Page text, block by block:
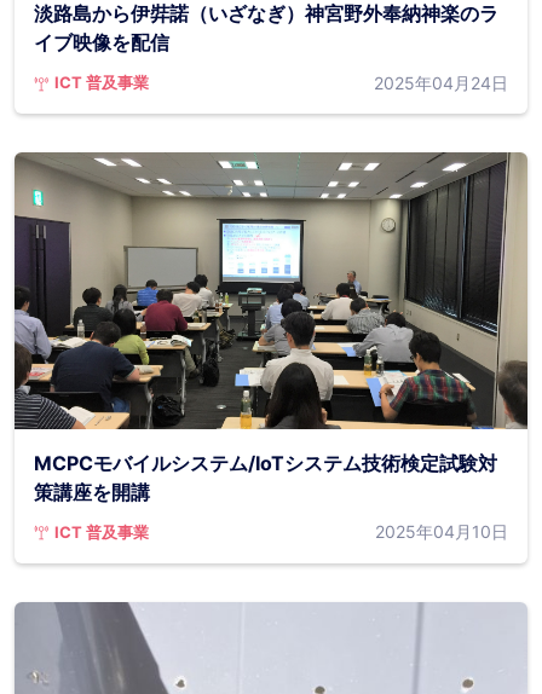
淡路島から伊弉諾（いざなぎ）神宮野外奉納神楽のラ
イブ映像を配信
ICT 普及事業 2025年04月24日
MCPCモバイルシステム/IoTシステム技術検定試験対
策講座を開講
ICT 普及事業 2025年04月10日